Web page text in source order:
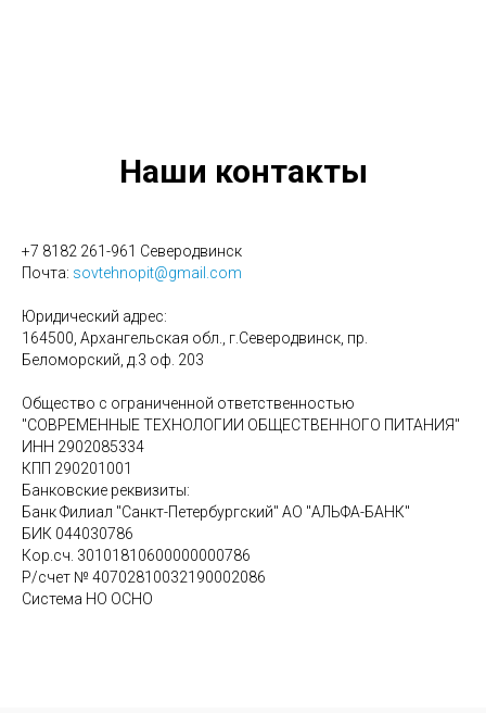
Наши контакты
+7 8182 261-961 Северодвинск
Почта: sovtehnopit@gmail.com
Юридический адрес:
164500, Архангельская обл., г.Северодвинск, пр.
Беломорский, д.3 оф. 203
Общество с ограниченной ответственностью
"СОВРЕМЕННЫЕ ТЕХНОЛОГИИ ОБЩЕСТВЕННОГО ПИТАНИЯ"
ИНН 2902085334
КПП 290201001
Банковские реквизиты:
Банк Филиал "Санкт-Петербургский" АО "АЛЬФА-БАНК"
БИК 044030786
Кор.сч. 30101810600000000786
Р/счет № 40702810032190002086
Система НО ОСНО